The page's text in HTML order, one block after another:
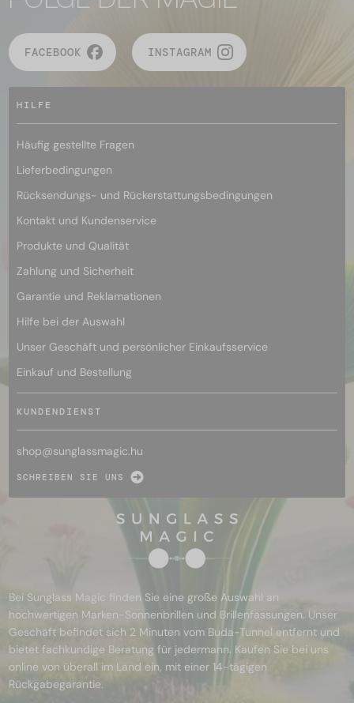
FACEBOOK INSTAGRAM
HILFE
Häufig gestellte Fragen
Lieferbedingungen
Rücksendungs- und Rückerstattungsbedingungen
Kontakt und Kundenservice
Produkte und Qualität
Zahlung und Sicherheit
Garantie und Reklamationen
Hilfe bei der Auswahl
Unser Geschäft und persönlicher Einkaufsservice
Einkauf und Bestellung
KUNDENDIENST
shop@sunglassmagic.hu
SCHREIBEN SIE UNS
Bei Sunglass Magic finden Sie eine große Auswahl an
hochwertigen Marken-Sonnenbrillen und Brillenfassungen. Unser
Geschäft befindet sich 2 Minuten vom Buda-Tunnel entfernt und
bietet fachkundige Beratung für jedermann. Kaufen Sie bei uns
online von überall im Land ein, mit einer 14-tägigen
Rückgabegarantie.